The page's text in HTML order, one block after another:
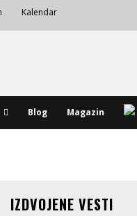
Kalendar
Blog Magazin
IZDVOJENE VESTI